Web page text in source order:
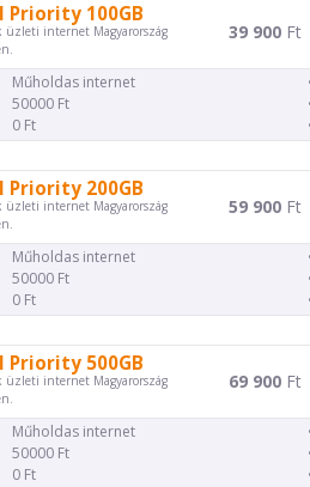
Priority 100GB
üzleti internet Magyarország
39 900Ft
Műholdas internet
50000 Ft
0 Ft
Priority 200GB
üzleti internet Magyarország
59 900Ft
Műholdas internet
50000 Ft
0 Ft
Priority 500GB
üzleti internet Magyarország
69 900Ft
Műholdas internet
50000 Ft
0 Ft